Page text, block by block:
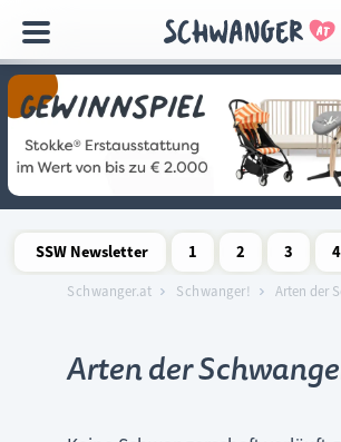
SSW Newsletter
1
Schwangerschaftswoche
2
Schwangerschaftswoche
3
4
Schwanger.at Schwanger! Arten der
Arten der